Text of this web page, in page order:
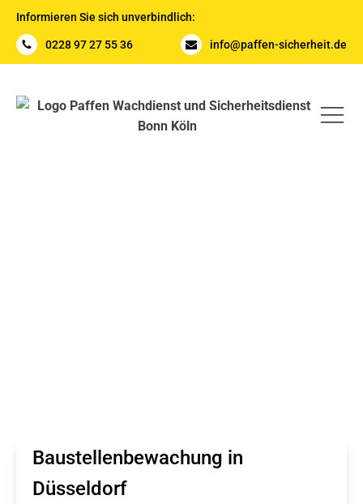
Informieren Sie sich unverbindlich:
0228 97 27 55 36 info@paffen-sicherheit.de
Baustellenbewachung in
Düsseldorf